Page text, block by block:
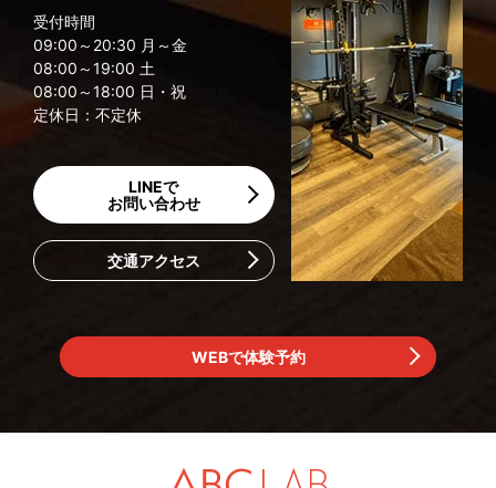
受付時間
09:00～20:30 月～金
08:00～19:00 土
08:00～18:00 日・祝
定休日：不定休
LINEで
お問い合わせ
交通アクセス
WEBで体験予約